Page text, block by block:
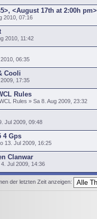
<August 17th at 2:00h pm>
2010, 07:16
2010, 11:42
06:35
Cooli
17:35
Rules
Rules » Sa 8. Aug 2009, 23:32
Jul 2009, 09:48
4 Gps
13. Jul 2009, 16:25
Clanwar
4. Jul 2009, 14:36
der letzten Zeit anzeigen: